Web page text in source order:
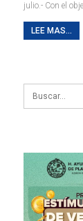
julio.- Con el
LEE MAS...